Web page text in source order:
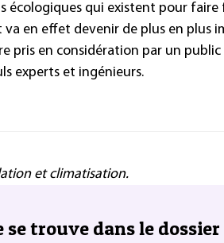
écologiques qui existent pour
va en effet devenir de plus en plus
pris en considération par un
experts et ingénieurs.
et climatisation.
se trouve dans le dossier